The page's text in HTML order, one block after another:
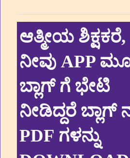
ಆತ್ಮೀಯ ಶಿಕ್ಷಕರೆ,
ನೀವು APP
ಬ್ಲಾಗ್ ಗೆ ಭೇಟಿ
ನೀಡಿದ್ದರೆ ಬ್ಲಾಗ್
PDF ಗಳನ್ನು